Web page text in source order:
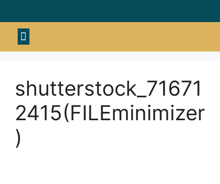
shutterstock_71671
2415(FILEminimizer
)